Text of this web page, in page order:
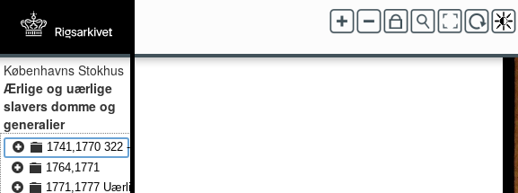
Københavns Stokhus
Ærlige og uærlige
slavers domme og
generalier
1741,1770 322 - 1741,1770 1385
1764,1771
1771,1777 Uærlige slaver